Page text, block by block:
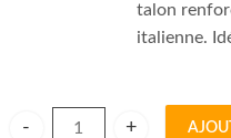
talon
italienne.